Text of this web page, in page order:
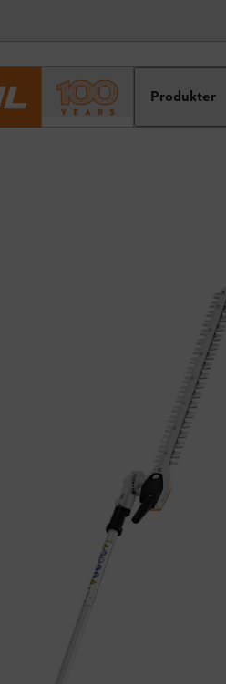
Produkter